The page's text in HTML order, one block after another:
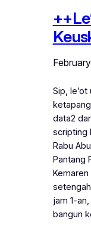
Sip,
data2
scripting
Rabu
Pantang
Kemaren
jam 1-
bangun